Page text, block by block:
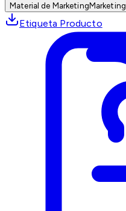
Material de MarketingMarketing
Etiqueta Producto